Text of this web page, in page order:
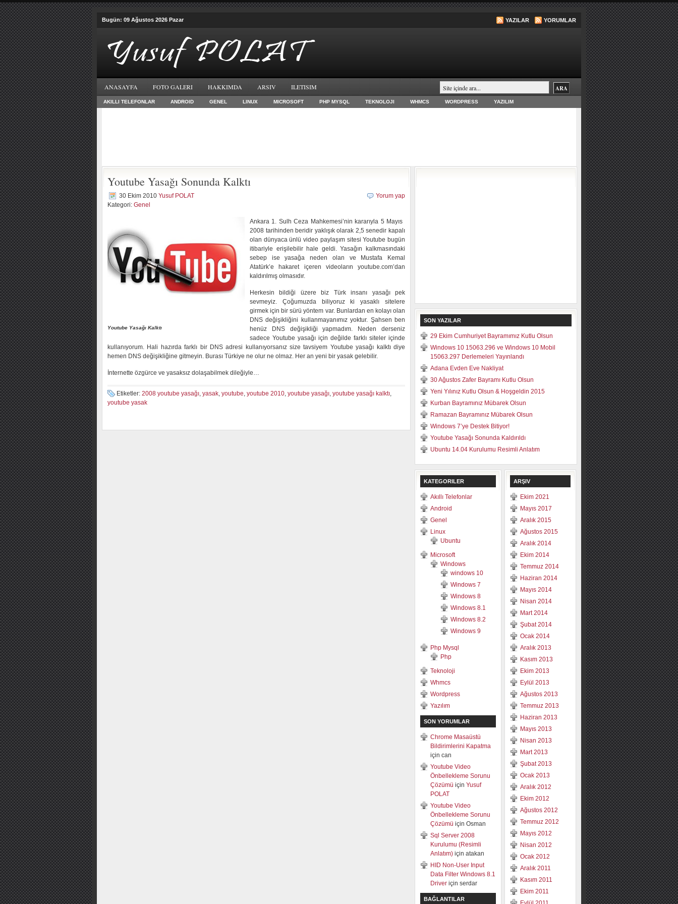
Bugün: 09 Ağustos 2026 Pazar YAZILAR YORUMLAR
ANASAYFA FOTO GALERI HAKKIMDA ARSIV ILETISIM
AKILLI TELEFONLAR ANDROID GENEL LINUX MICROSOFT PHP MYSQL TEKNOLOJI WHMCS WORDPRESS YAZILIM
Youtube Yasağı Sonunda Kalktı
30 Ekim 2010 Yusuf POLAT
Kategori: Genel
Yorum yap
Youtube Yasağı Kalktı
Ankara 1. Sulh Ceza Mahkemesi’nin kararıyla 5 Mayıs
2008 tarihinden beridir yaklışık olarak 2,5 senedir kapalı
olan dünyaca ünlü video paylaşım sitesi Youtube bugün
itibariyle erişilebilir hale geldi. Yasağın kalkmasındaki
sebep ise yasağa neden olan ve Mustafa Kemal
Atatürk’e hakaret içeren videoların youtube.com’dan
kaldırılmış olmasıdır.
Herkesin bildiği üzere biz Türk insanı yasağı pek
sevmeyiz. Çoğumuzda biliyoruz ki yasaklı sitelere
girmek için bir sürü yöntem var. Bunlardan en kolayı olan
DNS değişikliğini kullanmayanımız yoktur. Şahsen ben
henüz DNS değişikliği yapmadım. Neden derseniz
sadece Youtube yasağı için değilde farklı siteler içinde
kullanıyorum. Hali hazırda farklı bir DNS adresi kullanıyorsanız size tavsiyem Youtube yasağı kalktı diye
hemen DNS değişikliğine gitmeyin. Burası Türkiye ne olur ne olmaz. Her an yeni bir yasak gelebilir.
İnternette özgürce ve yasaksız dolaşabilmek dileğiyle…
Etiketler: 2008 youtube yasağı, yasak, youtube, youtube 2010, youtube yasağı, youtube yasağı kalktı,
youtube yasak
SON YAZILAR
29 Ekim Cumhuriyet Bayramımız Kutlu Olsun
Windows 10 15063.296 ve Windows 10 Mobil
15063.297 Derlemeleri Yayınlandı
Adana Evden Eve Nakliyat
30 Ağustos Zafer Bayramı Kutlu Olsun
Yeni Yılınız Kutlu Olsun & Hoşgeldin 2015
Kurban Bayramınız Mübarek Olsun
Ramazan Bayramınız Mübarek Olsun
Windows 7’ye Destek Bitiyor!
Youtube Yasağı Sonunda Kaldırıldı
Ubuntu 14.04 Kurulumu Resimli Anlatım
KATEGORILER
Akıllı Telefonlar
Android
Genel
Linux
Ubuntu
Microsoft
Windows
windows 10
Windows 7
Windows 8
Windows 8.1
Windows 8.2
Windows 9
Php Mysql
Php
Teknoloji
Whmcs
Wordpress
Yazılım
SON YORUMLAR
Chrome Masaüstü
Bildirimlerini Kapatma
için can
Youtube Video
Önbellekleme Sorunu
Çözümü için Yusuf
POLAT
Youtube Video
Önbellekleme Sorunu
Çözümü için Osman
Sql Server 2008
Kurulumu (Resimli
Anlatım) için atakan
HID Non-User Input
Data Filter Windows 8.1
Driver için serdar
BAĞLANTILAR
ARŞIV
Ekim 2021
Mayıs 2017
Aralık 2015
Ağustos 2015
Aralık 2014
Ekim 2014
Temmuz 2014
Haziran 2014
Mayıs 2014
Nisan 2014
Mart 2014
Şubat 2014
Ocak 2014
Aralık 2013
Kasım 2013
Ekim 2013
Eylül 2013
Ağustos 2013
Temmuz 2013
Haziran 2013
Mayıs 2013
Nisan 2013
Mart 2013
Şubat 2013
Ocak 2013
Aralık 2012
Ekim 2012
Ağustos 2012
Temmuz 2012
Mayıs 2012
Nisan 2012
Ocak 2012
Aralık 2011
Kasım 2011
Ekim 2011